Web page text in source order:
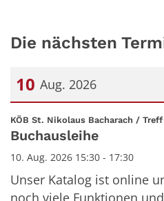
Die nächsten
10 Aug. 2026
Datum: 10. August 2026
KÖB St. Nikolaus Bacharach /
Buchausleihe
10. Aug. 2026 15:30 - 17:30
Unser Katalog ist online
noch viele Funktionen